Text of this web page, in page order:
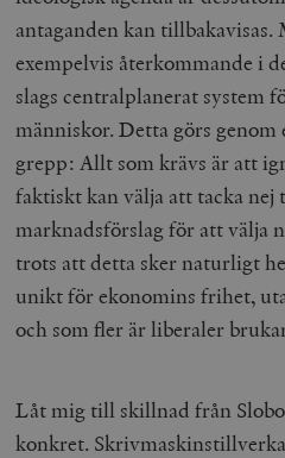
antaganden kan tillbakavisas.
exempelvis återkommande i
slags centralplanerat system
människor. Detta görs genom
grepp: Allt som krävs är att
faktiskt kan välja att tacka
marknadsförslag för att välja
trots att detta sker naturligt
unikt för ekonomins frihet,
och som fler är liberaler
Låt mig till skillnad från
konkret.